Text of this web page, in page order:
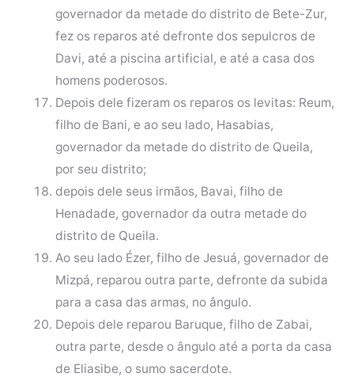
governador da metade do distrito de Bete-Zur,
fez os reparos até defronte dos sepulcros de
Davi, até a piscina artificial, e até a casa dos
homens poderosos.
Depois dele fizeram os reparos os levitas: Reum,
filho de Bani, e ao seu lado, Hasabias,
governador da metade do distrito de Queila,
por seu distrito;
depois dele seus irmãos, Bavai, filho de
Henadade, governador da outra metade do
distrito de Queila.
Ao seu lado Ézer, filho de Jesuá, governador de
Mizpá, reparou outra parte, defronte da subida
para a casa das armas, no ângulo.
Depois dele reparou Baruque, filho de Zabai,
outra parte, desde o ângulo até a porta da casa
de Eliasibe, o sumo sacerdote.